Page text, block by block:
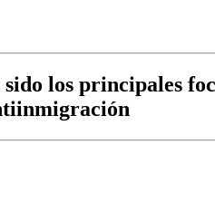
los principales